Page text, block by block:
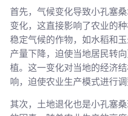
首先，气候变化导致小孔塞
变化，这直接影响了农业的
稳定气候的作物，如水稻和
产量下降，迫使当地居民转
植。这一变化对当地的经济
响，迫使农业生产模式进行调
其次，土地退化也是小孔塞